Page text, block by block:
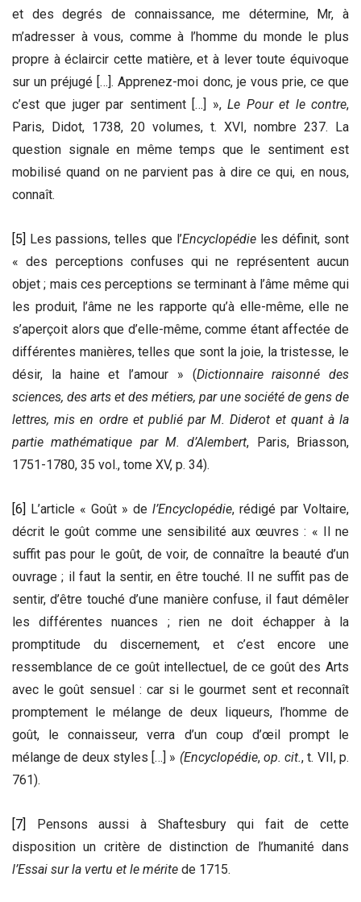
et des degrés de connaissance, me détermine, Mr, à
m’adresser à vous, comme à l’homme du monde le plus
propre à éclaircir cette matière, et à lever toute équivoque
sur un préjugé […]. Apprenez-moi donc, je vous prie, ce que
c’est que juger par sentiment […] »,Le Pour et le contre,
Paris, Didot, 1738, 20 volumes, t. XVI, nombre 237. La
question signale en même temps que le sentiment est
mobilisé quand on ne parvient pas à dire ce qui, en nous,
connaît.
[5] Les passions, telles que l’Encyclopédieles définit, sont
« des perceptions confuses qui ne représentent aucun
objet ; mais ces perceptions se terminant à l’âme même qui
les produit, l’âme ne les rapporte qu’à elle-même, elle ne
s’aperçoit alors que d’elle-même, comme étant affectée de
différentes manières, telles que sont la joie, la tristesse, le
désir, la haine et l’amour » (Dictionnaire raisonné des
sciences, des arts et des métiers, par une société de gens de
lettres, mis en ordreet publié par M. Diderot et quant à la
partie mathématique par M. d’Alembert, Paris, Briasson,
1751-1780, 35 vol., tome XV, p. 34).
[6] L’article « Goût » de l’Encyclopédie, rédigé par Voltaire,
décrit le goût comme une sensibilité aux œuvres : « Il ne
suffit pas pour le goût, de voir, de connaître la beauté d’un
ouvrage ; il faut la sentir, en être touché. Il ne suffit pas de
sentir, d’être touché d’une manière confuse, il faut démêler
les différentes nuances ; rien ne doit échapper à la
promptitude du discernement, et c’est encore une
ressemblance de ce goût intellectuel, de ce goût des Arts
avec le goût sensuel : car si le gourmet sent et reconnaît
promptement le mélange de deux liqueurs, l’homme de
goût, le connaisseur, verra d’un coup d’œil prompt le
mélange de deux styles […] » (Encyclopédie, op. cit., t. VII, p.
761).
[7]
Pensons aussi à Shaftesbury qui fait de cette
disposition un critère de distinction de l’humanité dans
l’Essai sur la vertu et le mérite de 1715.